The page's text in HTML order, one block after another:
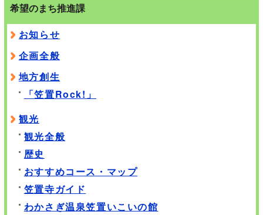
希望のまち推進課
お知らせ
企画全般
地方創生
「笠置Rock!」
観光
観光全般
歴史
おすすめコース・マップ
笠置寺ガイド
わかさぎ温泉笠置いこいの館